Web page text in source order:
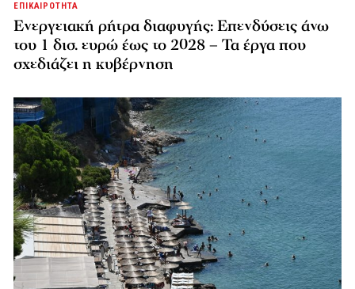
ΕΠΙΚΑΙΡΟΤΗΤΑ
Ενεργειακή ρήτρα διαφυγής: Επενδύσεις άνω
του 1 δισ. ευρώ έως το 2028 – Τα έργα που
σχεδιάζει η κυβέρνηση